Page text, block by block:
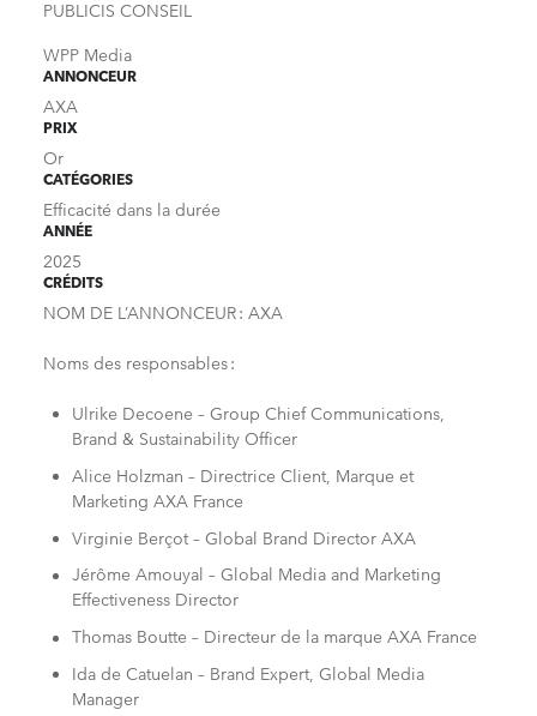
PUBLICIS CONSEIL
WPP Media
ANNONCEUR
AXA
PRIX
Or
CATÉGORIES
Efficacité dans la durée
ANNÉE
2025
CRÉDITS
NOM DE L’ANNONCEUR : AXA
Noms des responsables :
Ulrike Decoene – Group Chief Communications,
Brand & Sustainability Officer
Alice Holzman – Directrice Client, Marque et
Marketing AXA France
Virginie Berçot – Global Brand Director AXA
Jérôme Amouyal – Global Media and Marketing
Effectiveness Director
Thomas Boutte – Directeur de la marque AXA France
Ida de Catuelan – Brand Expert, Global Media
Manager